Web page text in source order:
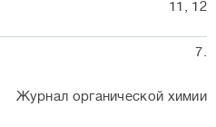
11, 12
7.
Журнал органической химии